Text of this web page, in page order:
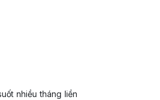
nhiều tháng liền